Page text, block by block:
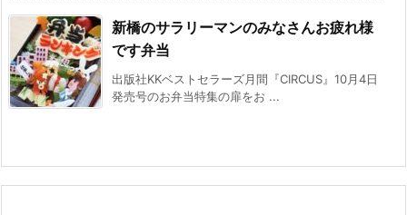
新橋のサラリーマンのみなさんお疲れ様
です弁当
出版社KKベストセラーズ月間『CIRCUS』10月4日
発売号のお弁当特集の扉をお ...